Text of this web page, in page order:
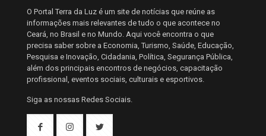
O Portal Terra da Luz é um site de notícias que reúne as
informações mais relevantes de tudo o que acontece no
Ceará, no Brasil e no Mundo. Aqui você encontra o que
precisa saber sobre a Economia, Turismo, Saúde, Educação,
Pesquisa e Inovação, Cidadania, Política, Segurança Pública,
além dos principais encontros de negócios, capacitação
profissional, eventos sociais, culturais e esportivos.
Siga as nossas Redes Sociais.